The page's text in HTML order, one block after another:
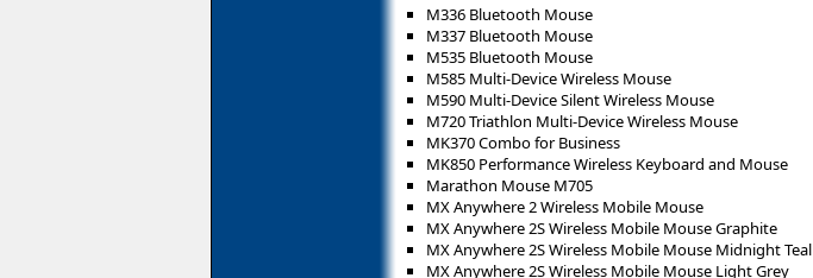
M336 Bluetooth Mouse
M337 Bluetooth Mouse
M535 Bluetooth Mouse
M585 Multi-Device Wireless Mouse
M590 Multi-Device Silent Wireless Mouse
M720 Triathlon Multi-Device Wireless Mouse
MK370 Combo for Business
MK850 Performance Wireless Keyboard and Mouse
Marathon Mouse M705
MX Anywhere 2 Wireless Mobile Mouse
MX Anywhere 2S Wireless Mobile Mouse Graphite
MX Anywhere 2S Wireless Mobile Mouse Midnight Teal
MX Anywhere 2S Wireless Mobile Mouse Light Grey